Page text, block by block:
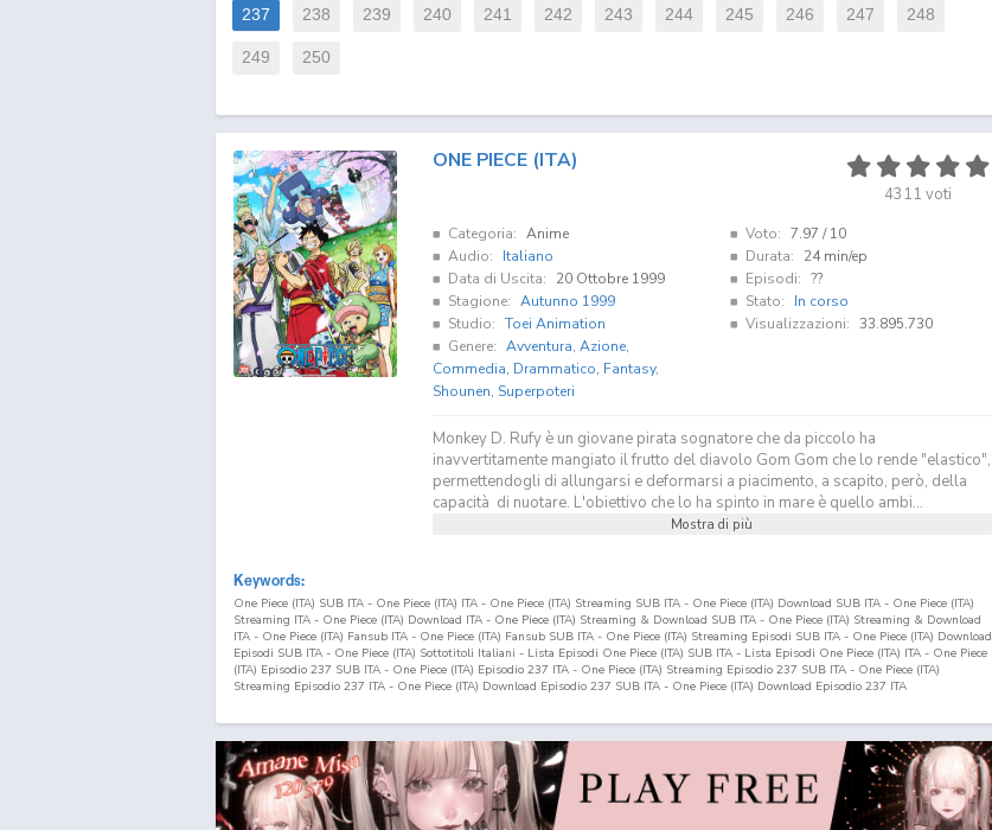
237 238 239 240 241 242 243 244 245 246 247 248
249 250
ONE PIECE (ITA)
4311 voti
Categoria: Anime
Audio:
Italiano
Data di Uscita:
20 Ottobre 1999
Stagione: Autunno 1999
Studio: Toei Animation
Genere: Avventura, Azione,
Commedia, Drammatico, Fantasy,
Shounen, Superpoteri
Voto: 7.97 / 10
Durata:
24 min/ep
Episodi: ??
Stato:
In corso
Visualizzazioni: 33.895.730
Monkey D. Rufy è un giovane pirata sognatore che da piccolo ha
inavvertitamente mangiato il frutto del diavolo Gom Gom che lo rende "elastico",
permettendogli di allungarsi e deformarsi a piacimento, a scapito, però, della
capacità di nuotare. L'obiettivo che lo ha spinto in mare è quello ambi...
Mostra di più
Keywords:
One Piece (ITA) SUB ITA - One Piece (ITA) ITA - One Piece (ITA) Streaming SUB ITA - One Piece (ITA) Download SUB ITA - One Piece (ITA)
Streaming ITA - One Piece (ITA) Download ITA - One Piece (ITA) Streaming & Download SUB ITA - One Piece (ITA) Streaming & Download
ITA - One Piece (ITA) Fansub ITA - One Piece (ITA) Fansub SUB ITA - One Piece (ITA) Streaming Episodi SUB ITA - One Piece (ITA) Download
Episodi SUB ITA - One Piece (ITA) Sottotitoli Italiani - Lista Episodi One Piece (ITA) SUB ITA - Lista Episodi One Piece (ITA) ITA - One Piece
(ITA) Episodio 237 SUB ITA - One Piece (ITA) Episodio 237 ITA - One Piece (ITA) Streaming Episodio 237 SUB ITA - One Piece (ITA)
Streaming Episodio 237 ITA - One Piece (ITA) Download Episodio 237 SUB ITA - One Piece (ITA) Download Episodio 237 ITA